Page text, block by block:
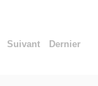
Suivant Dernier